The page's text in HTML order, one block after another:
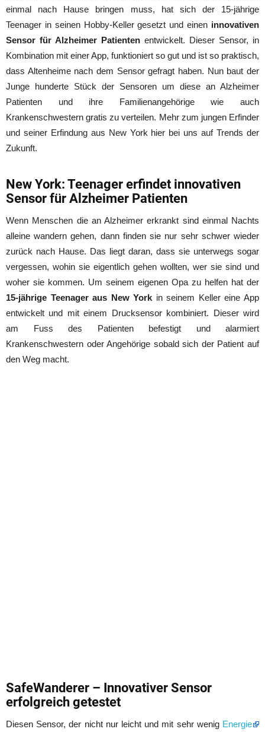
einmal nach Hause bringen muss, hat sich der 15-jährige
Teenager in seinen Hobby-Keller gesetzt und einen innovativen
Sensor für Alzheimer Patienten entwickelt. Dieser Sensor, in
Kombination mit einer App, funktioniert so gut und ist so praktisch,
dass Altenheime nach dem Sensor gefragt haben. Nun baut der
Junge hunderte Stück der Sensoren um diese an Alzheimer
Patienten und ihre Familienangehörige wie auch
Krankenschwestern gratis zu verteilen. Mehr zum jungen Erfinder
und seiner Erfindung aus New York hier bei uns auf Trends der
Zukunft.
New York: Teenager erfindet innovativen
Sensor für Alzheimer Patienten
Wenn Menschen die an Alzheimer erkrankt sind einmal Nachts
alleine wandern gehen, dann finden sie nur sehr schwer wieder
zurück nach Hause. Das liegt daran, dass sie unterwegs sogar
vergessen, wohin sie eigentlich gehen wollten, wer sie sind und
woher sie kommen. Um seinem eigenen Opa zu helfen hat der
15-jährige Teenager aus New York in seinem Keller eine App
entwickelt und mit einem Drucksensor kombiniert. Dieser wird
am Fuss des Patienten befestigt und alarmiert
Krankenschwestern oder Angehörige sobald sich der Patient auf
den Weg macht.
SafeWanderer – Innovativer Sensor
erfolgreich getestet
Diesen Sensor, der nicht nur leicht und mit sehr wenig Energie